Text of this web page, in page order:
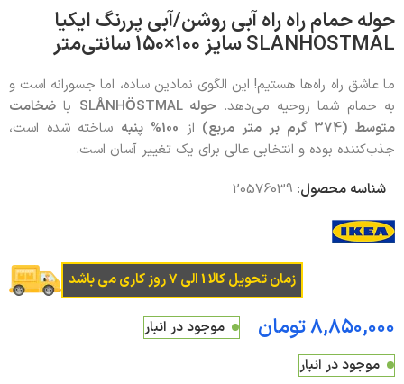
حوله حمام راه راه آبی روشن/آبی پررنگ ایکیا
SLANHOSTMAL سایز 100×150 سانتی‌متر
ما عاشق راه راه‌ها هستیم! این الگوی نمادین ساده، اما جسورانه است و
به حمام شما روحیه می‌دهد. حوله SLÅNHÖSTMAL با ضخامت
متوسط (374 گرم بر متر مربع)
از 100% پنبه
ساخته شده است،
جذب‌کننده بوده و انتخابی عالی برای یک تغییر آسان است.
شناسه محصول: 20576039
زمان تحویل کالا 1 الی 7 روز کاری می باشد
تومان
موجود در انبار
موجود در انبار